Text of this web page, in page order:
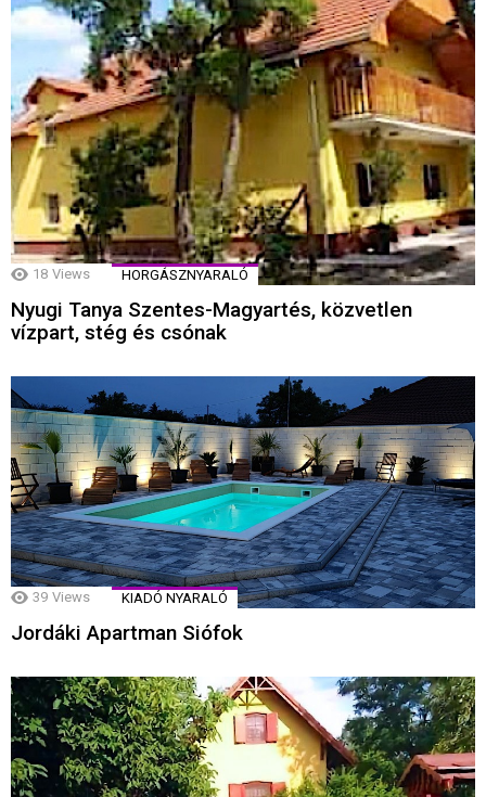
18 Views HORGÁSZNYARALÓ
Nyugi Tanya Szentes-Magyartés, közvetlen
vízpart, stég és csónak
39 Views KIADÓ NYARALÓ
Jordáki Apartman Siófok